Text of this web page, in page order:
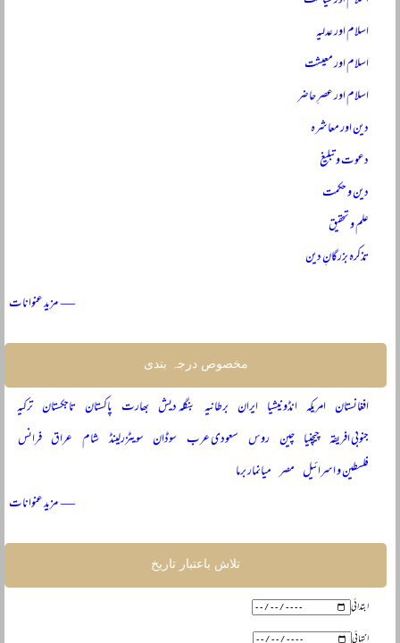
اسلام اور عدلیہ
اسلام اور معیشت
اسلام اور عصرِ حاضر
دین اور معاشرہ
دعوت و تبلیغ
دین و حکمت
علم و تحقیق
تذکرہ بزرگانِ دین
— مزید عنوانات
مخصوص درجہ بندی
افغانستان امریکہ انڈونیشیا ایران برطانیہ بنگلہ دیش بھارت پاکستان تاجکستان ترکیہ
جنوبی افریقہ چیچنیا چین روس سعودی عرب سوڈان سویٹزرلینڈ شام عراق فرانس
فلسطین و اسرائیل مصر میانمار برما
— مزید عنوانات
تلاش باعتبار تاریخ
ابتدائی